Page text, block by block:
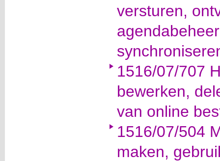
versturen,
1516/07/707
bewerken,
van online
1516/07/504
maken,